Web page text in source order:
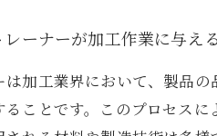
レーナーが加工作業に与え
は加工業界において、製品
ることです。このプロセス